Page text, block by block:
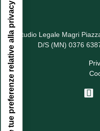
Studio Legale Magri
D/S (MN) 0376
Le tue preferenze relative alla privacy